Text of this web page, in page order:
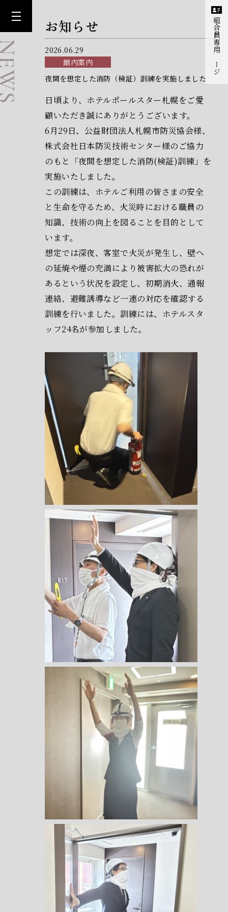
組合員専用ページ
お知らせ
2026.06.29
館内案内
夜間を想定した消防（検証）訓練を実施しました
日頃より、ホテルポールスター札幌をご愛
顧いただき誠にありがとうございます。
6月29日、公益財団法人札幌市防災協会様、
株式会社日本防災技術センター様のご協力
のもと「夜間を想定した消防(検証)訓練」を
実施いたしました。
この訓練は、ホテルご利用の皆さまの安全
と生命を守るため、火災時における職員の
知識、技術の向上を図ることを目的として
います。
想定では深夜、客室で火災が発生し、壁へ
の延焼や煙の充満により被害拡大の恐れが
あるという状況を設定し、初期消火、通報
連絡、避難誘導など一連の対応を確認する
訓練を行いました。訓練には、ホテルスタ
ッフ24名が参加しました。